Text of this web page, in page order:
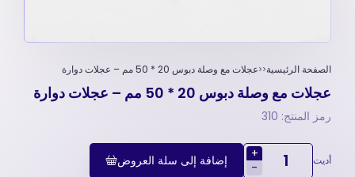
الصفحة الرئيسية عجلات مع وصلة دبوس 20 * 50 مم – عجلات دوارة
عجلات مع وصلة دبوس 20 * 50 مم – عجلات دوارة
رمز المنتج: 310
أديت
+
-
إضافة إلى سلة العروض